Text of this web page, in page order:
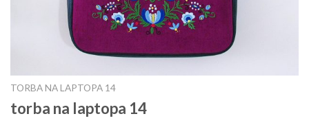
TORBA NA LAPTOPA 14
torba na laptopa 14